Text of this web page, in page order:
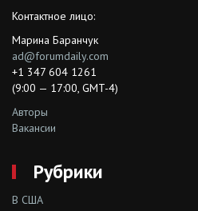
Контактное лицо:
Марина Баранчук
ad@forumdaily.com
+1 347 604 1261
(9:00 — 17:00, GMT-4)
Авторы
Вакансии
Рубрики
В США